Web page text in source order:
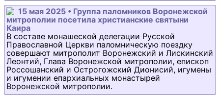
15 мая 2025 • Группа паломников Воронежской
митрополии посетила христианские святыни
Каира
В составе монашеской делегации Русской
Православной Церкви паломническую поездку
совершают митрополит Воронежский и Лискинский
Леонтий, Глава Воронежской митрополии, епископ
Россошанский и Острогожский Дионисий, игумены
и игумении епархиальных монастырей
Воронежской митрополии.